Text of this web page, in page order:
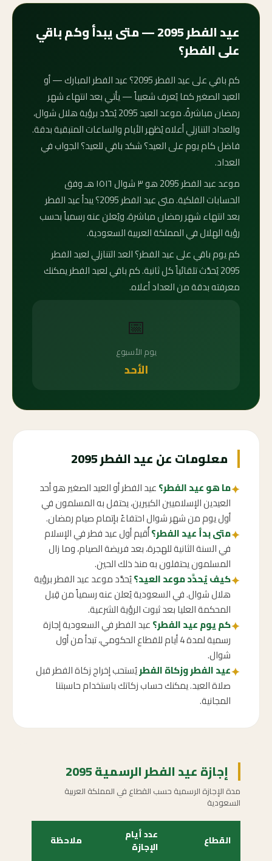
عيد الفطر 2095 — متى يبدأ وكم باقي
على الفطر؟
كم باقي على عيد الفطر 2095؟ عيد الفطر المبارك — أو
العيد الصغير كما يُعرف شعبياً — يأتي بعد انتهاء شهر
رمضان مباشرةً. موعد العيد 2095 يُحدَّد برؤية هلال شوال،
والعداد التنازلي أعلاه يُظهر الأيام والساعات المتبقية بدقة.
فاضل كام يوم على العيد؟ شكد باقي للعيد؟ الجواب في
العداد.
موعد عيد الفطر 2095 هو ٣ شوال ١٥١٦ هـ وفق
الحسابات الفلكية. متى عيد الفطر 2095؟ يبدأ عيد الفطر
بعد انتهاء شهر رمضان مباشرة، ويُعلن عنه رسمياً بحسب
رؤية الهلال في المملكة العربية السعودية.
كم يوم باقي على عيد الفطر؟ العد التنازلي لعيد الفطر
2095 يُحدَّث تلقائياً كل ثانية. كم باقي لعيد الفطر يمكنك
معرفته بدقة من العداد أعلاه.
📅
يوم الأسبوع
الأحد
معلومات عن عيد الفطر 2095
✦ما هو عيد الفطر؟عيد الفطر أو العيد الصغير هو أحد
العيدين الإسلاميين الكبيرين، يحتفل به المسلمون في
أول يوم من شهر شوال احتفاءً بإتمام صيام رمضان.
✦متى بدأ عيد الفطر؟أُقيم أول عيد فطر في الإسلام
في السنة الثانية للهجرة، بعد فريضة الصيام، وما زال
المسلمون يحتفلون به منذ ذلك الحين.
✦كيف يُحدَّد موعد العيد؟يُحدَّد موعد عيد الفطر برؤية
هلال شوال. في السعودية يُعلن عنه رسمياً من قِبل
المحكمة العليا بعد ثبوت الرؤية الشرعية.
✦كم يوم عيد الفطر؟عيد الفطر في السعودية إجازة
رسمية لمدة 4 أيام للقطاع الحكومي، تبدأ من أول
شوال.
✦عيد الفطر وزكاة الفطريُستحب إخراج زكاة الفطر قبل
صلاة العيد. يمكنك حساب زكاتك باستخدام حاسبتنا
المجانية.
إجازة عيد الفطر الرسمية 2095
مدة الإجازة الرسمية حسب القطاع في المملكة العربية
السعودية
القطاع
عدد أيام
الإجازة
ملاحظة